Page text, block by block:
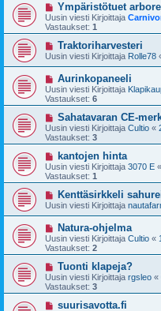
Ympäristötuet
Uusin viesti Kirjoittaja
Vastaukset: 1
Traktoriharvesteri
Uusin viesti Kirjoittaja Rolle78
Aurinkopaneeli
Uusin viesti Kirjoittaja
Vastaukset: 6
Sahatavaran CE-
Uusin viesti Kirjoittaja Cultio «
Vastaukset: 3
kantojen hinta
Uusin viesti Kirjoittaja 3070 E «
Vastaukset: 1
Kenttäsirkkeli
Uusin viesti Kirjoittaja
Natura-ohjelma
Uusin viesti Kirjoittaja Cultio «
Vastaukset: 2
Tuonti klapeja?
Uusin viesti Kirjoittaja rgsleo «
Vastaukset: 3
suurisavotta.fi